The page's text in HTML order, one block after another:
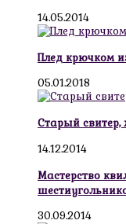
14.05.2014
Плед крючком
05.01.2018
Старый свитер,
14.12.2014
Мастерство
30.09.2014